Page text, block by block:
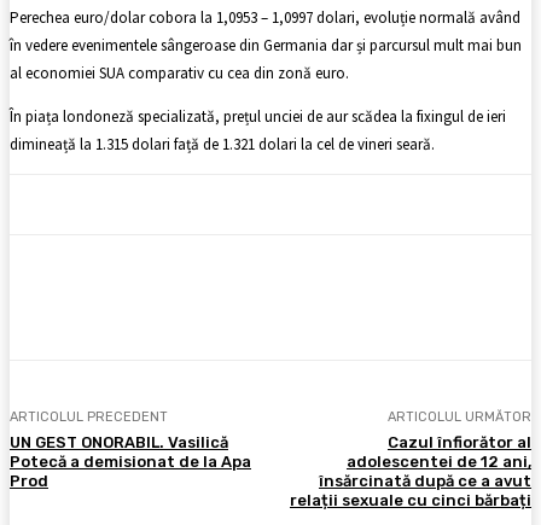
Perechea euro/dolar cobora la 1,0953 – 1,0997 dolari, evoluție normală având
în vedere evenimentele sângeroase din Germania dar și parcursul mult mai bun
al economiei SUA comparativ cu cea din zonă euro.
În piața londoneză specializată, prețul unciei de aur scădea la fixingul de ieri
dimineață la 1.315 dolari față de 1.321 dolari la cel de vineri seară.
ARTICOLUL PRECEDENT
UN GEST ONORABIL. Vasilică
Potecă a demisionat de la Apa
Prod
ARTICOLUL URMĂTOR
Cazul înfiorător al
adolescentei de 12 ani,
însărcinată după ce a avut
relații sexuale cu cinci bărbați